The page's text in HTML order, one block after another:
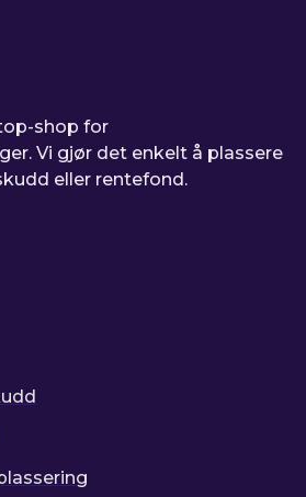
shop for
Vi gjør det enkelt å plassere
eller rentefond.